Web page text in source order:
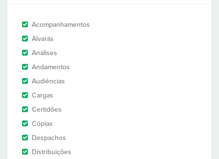
Acompanhamentos
Alvarás
Análises
Andamentos
Audiências
Cargas
Certidões
Cópias
Despachos
Distribuições